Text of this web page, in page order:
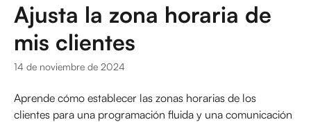
Ajusta la zona horaria de
mis clientes
14 de noviembre de 2024
Aprende cómo establecer las zonas horarias de los
clientes para una programación fluida y una comunicación